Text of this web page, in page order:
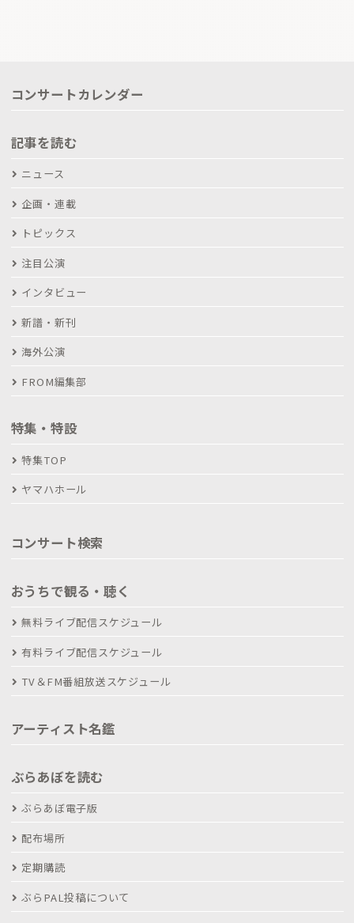
コンサートカレンダー
記事を読む
ニュース
企画・連載
トピックス
注目公演
インタビュー
新譜・新刊
海外公演
FROM編集部
特集・特設
特集TOP
ヤマハホール
コンサート検索
おうちで観る・聴く
無料ライブ配信スケジュール
有料ライブ配信スケジュール
TV＆FM番組放送スケジュール
アーティスト名鑑
ぶらあぼを読む
ぶらあぼ電子版
配布場所
定期購読
ぶらPAL投稿について